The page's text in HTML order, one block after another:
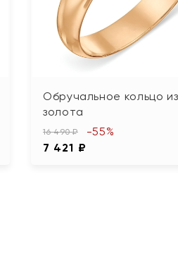
Обручальное кольцо из
золота
16 490 ₽
7 421 ₽
-55%